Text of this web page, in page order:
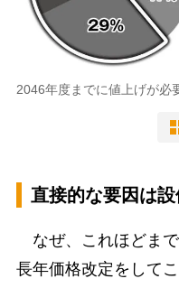
2046年度までに値上げが必
直接的な要因は
なぜ、これほどまで
長年価格改定をして